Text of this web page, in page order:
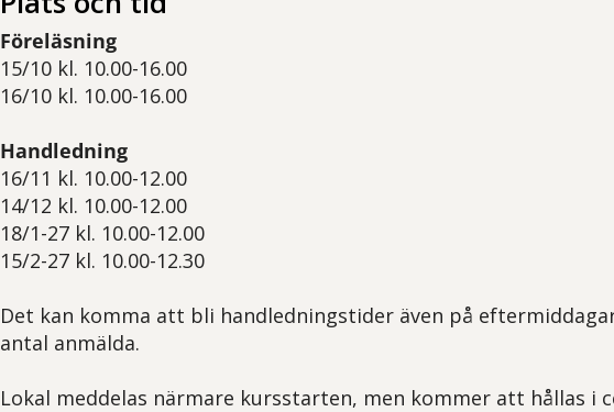
Föreläsning
15/10 kl. 10.00-16.00
16/10 kl. 10.00-16.00
Handledning
16/11 kl. 10.00-12.00
14/12 kl. 10.00-12.00
18/1-27 kl. 10.00-12.00
15/2-27 kl. 10.00-12.30
Det kan komma att bli handledningstider även på
antal anmälda.
Lokal meddelas närmare kursstarten, men kommer att hållas i